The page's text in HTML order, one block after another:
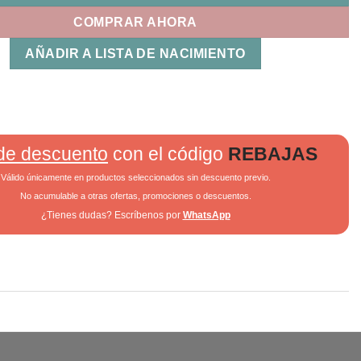
COMPRAR AHORA
AÑADIR A LISTA DE NACIMIENTO
descuento con el código REBAJAS
Válido únicamente en productos seleccionados sin descuento previo.
No acumulable a otras ofertas, promociones o descuentos.
¿Tienes dudas? Escríbenos por WhatsApp